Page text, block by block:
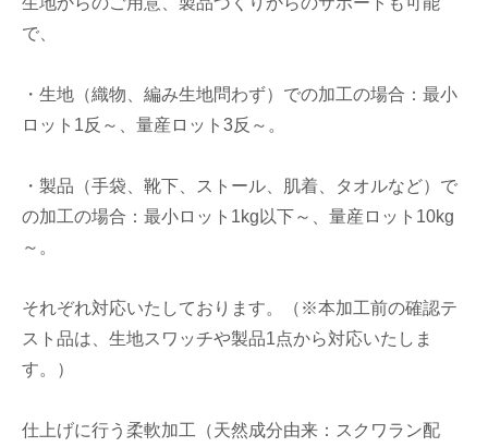
で、
・生地（織物、編み生地問わず）での加工の場合：最小
ロット1反～、量産ロット3反～。
・製品（手袋、靴下、ストール、肌着、タオルなど）で
の加工の場合：最小ロット1kg以下～、量産ロット10kg
～。
それぞれ対応いたしております。（※本加工前の確認テ
スト品は、生地スワッチや製品1点から対応いたしま
す。）
仕上げに行う柔軟加工（天然成分由来：スクワラン配